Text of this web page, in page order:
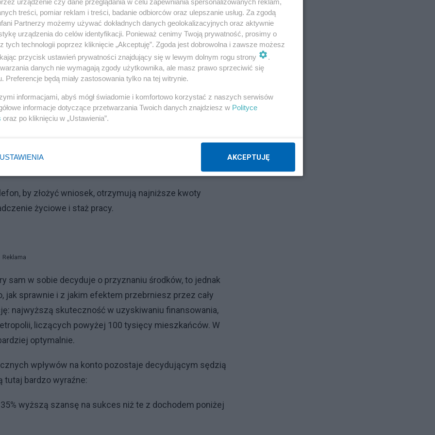
wypłat, rzeczywistość rynkowa maluje zupełnie inny
do grupy wiekowej, której wielu nie podejrzewałoby o tak
Reklama
najwyższymi średnimi przelewami, które osiągają
przypadku, lecz efektem synergii dwóch kluczowych
widzenia instytucji finansowych.
by złożyć wniosek, otrzymują najniższe kwoty
życiowe i staż pracy.
Reklama
sam w sobie decyduje o przyznaniu środków, to jednak
jak sprawnie i z jakim efektem przebrniesz przez cały
najwyższą skuteczność w uzyskiwaniu finansowania,
liczących powyżej 100 tysięcy mieszkańców. W
optymalnie.
wpływów na konto pozostaje decydującym sędzią
tutaj bardzo wyraźne:
wyższą szansę na sukces niż te z dochodem poniżej
treści, pomiar reklam i treści, badanie odbiorców oraz ulepszanie usług. Za zgodą
Partnerzy możemy używać dokładnych danych geolokalizacyjnych oraz aktywnie
urządzenia do celów identyfikacji. Ponieważ cenimy Twoją prywatność, prosimy o
tych technologii poprzez kliknięcie „Akceptuję”. Zgoda jest dobrowolna i zawsze możesz
przycisk ustawień prywatności znajdujący się w lewym dolnym rogu strony
.
danych nie wymagają zgody użytkownika, ale masz prawo sprzeciwić się
Preferencje będą miały zastosowania tylko na tej witrynie.
informacjami, abyś mógł świadomie i komfortowo korzystać z naszych serwisów
informacje dotyczące przetwarzania Twoich danych znajdziesz w Polityce
oraz po kliknięciu w „Ustawienia”.
USTAWIENIA AKCEPTUJĘ